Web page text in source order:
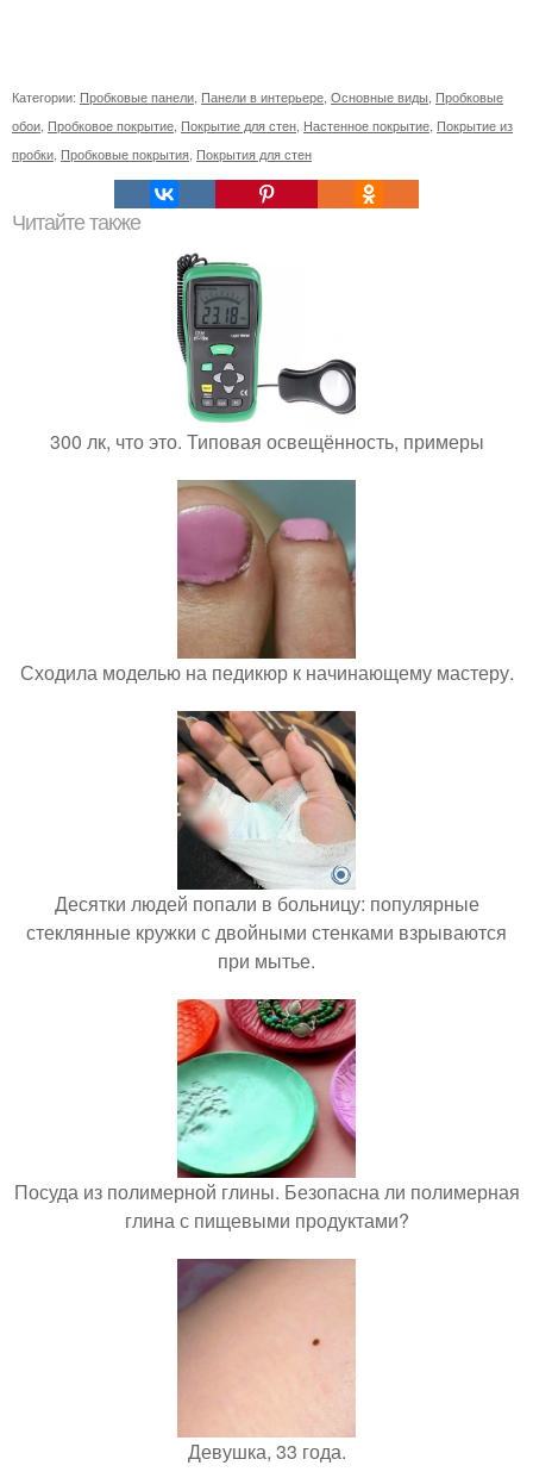
Категории: Пробковые панели Панели в интерьере Основные виды Пробковые
обои Пробковое покрытие Покрытие для стен Настенное покрытие Покрытие из
пробки Пробковые покрытия Покрытия для стен
Читайте также
300 лк, что это. Типовая освещённость, примеры
Сходила моделью на педикюр к начинающему мастеру.
Десятки людей попали в больницу: популярные
стеклянные кружки с двойными стенками взрываются
при мытье.
Посуда из полимерной глины. Безопасна ли полимерная
глина с пищевыми продуктами?
Девушка, 33 года.